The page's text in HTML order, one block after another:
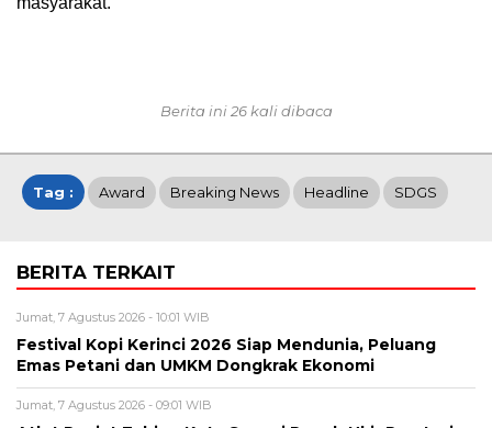
Berita ini 26 kali dibaca
Tag : Award Breaking News Headline SDGS
BERITA TERKAIT
Jumat, 7 Agustus 2026 - 10:01 WIB
Festival Kopi Kerinci 2026 Siap Mendunia, Peluang
Emas Petani dan UMKM Dongkrak Ekonomi
Jumat, 7 Agustus 2026 - 09:01 WIB